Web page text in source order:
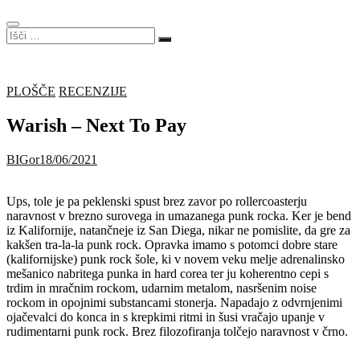
Išči
…
PLOŠČE RECENZIJE
Warish – Next To Pay
BIGor18/06/2021
Ups, tole je pa peklenski spust brez zavor po rollercoasterju
naravnost v brezno surovega in umazanega punk rocka. Ker je bend
iz Kalifornije, natančneje iz San Diega, nikar ne pomislite, da gre za
kakšen tra-la-la punk rock. Opravka imamo s potomci dobre stare
(kalifornijske) punk rock šole, ki v novem veku melje adrenalinsko
mešanico nabritega punka in hard corea ter ju koherentno cepi s
trdim in mračnim rockom, udarnim metalom, nasršenim noise
rockom in opojnimi substancami stonerja. Napadajo z odvrnjenimi
ojačevalci do konca in s krepkimi ritmi in šusi vračajo upanje v
rudimentarni punk rock. Brez filozofiranja tolčejo naravnost v črno.